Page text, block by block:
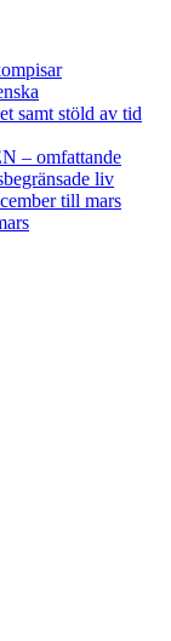
samt stöld av tid
– omfattande
liv
till mars